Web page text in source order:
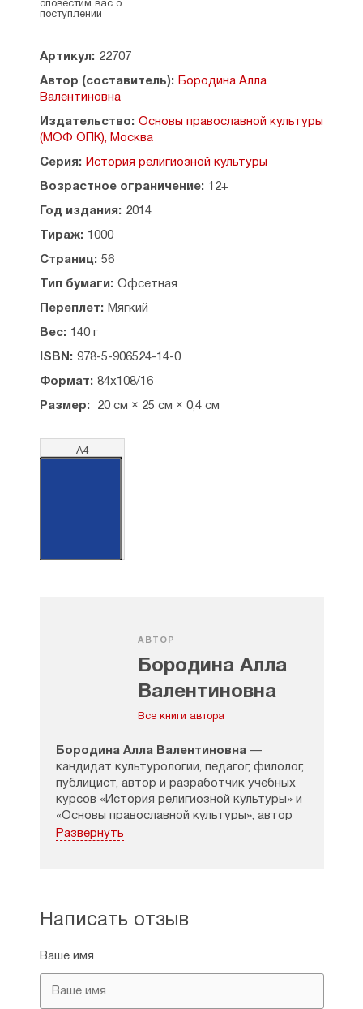
культуры»).
оповестим вас о
поступлении
Артикул: 22707
Автор (составитель): Бородина Алла
Валентиновна
Издательство: Основы православной культуры
(МОФ ОПК), Москва
Серия: История религиозной культуры
Возрастное ограничение: 12+
Год издания: 2014
Тираж: 1000
Страниц: 56
Тип бумаги: Офсетная
Переплет: Мягкий
Вес: 140 г
ISBN: 978-5-906524-14-0
Формат: 84x108/16
Размер: 20 см × 25 см × 0,4 см
А4
АВТОР
Бородина Алла
Валентиновна
Все книги автора
Бородина Алла Валентиновна—
кандидат культурологии, педагог, филолог,
публицист, автор и разработчик учебных
курсов «История религиозной культуры» и
«Основы православной культуры», автор
первого учебника «Основы православной
Межрегионального общественного фонда
культуры «Основы православной
культуры». Член Союза писателей России.
Развернуть
Написать отзыв
Ваше имя